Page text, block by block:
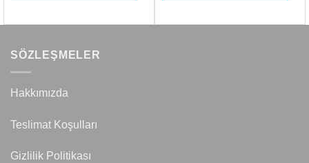
SÖZLEŞMELER
Hakkımızda
Teslimat Koşulları
Gizlilik Politikası